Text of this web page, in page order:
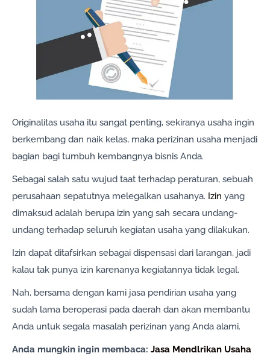
Originalitas usaha itu sangat penting, sekiranya usaha ingin
berkembang dan naik kelas, maka perizinan usaha menjadi
bagian bagi tumbuh kembangnya bisnis Anda.
Sebagai salah satu wujud taat terhadap peraturan, sebuah
perusahaan sepatutnya melegalkan usahanya. Izin yang
dimaksud adalah berupa izin yang sah secara undang-
undang terhadap seluruh kegiatan usaha yang dilakukan.
Izin dapat ditafsirkan sebagai dispensasi dari larangan, jadi
kalau tak punya izin karenanya kegiatannya tidak legal.
Nah, bersama dengan kami jasa pendirian usaha yang
sudah lama beroperasi pada daerah dan akan membantu
Anda untuk segala masalah perizinan yang Anda alami.
Anda mungkin ingin membaca: Jasa Mendlrikan Usaha